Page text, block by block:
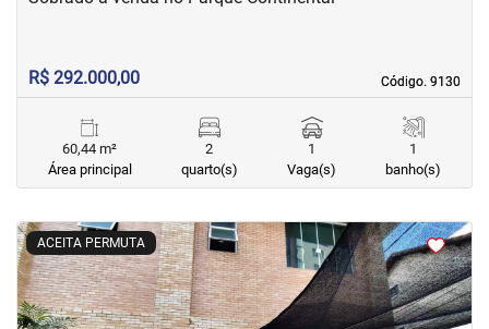
Código. 9130
Código. 9130
R$ 292.000,00
60,44 m²
Área principal
2
quarto(s)
1
Vaga(s)
1
banho(s)
ACEITA PERMUTA
<<<<